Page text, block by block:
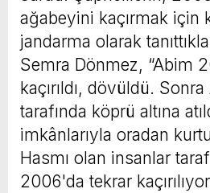
ağabeyini kaçırmak için
jandarma olarak
Semra Dönmez, “Abim
kaçırıldı, dövüldü.
tarafında köprü altına
imkânlarıyla oradan
Hasmı olan insanlar
2006'da tekrar